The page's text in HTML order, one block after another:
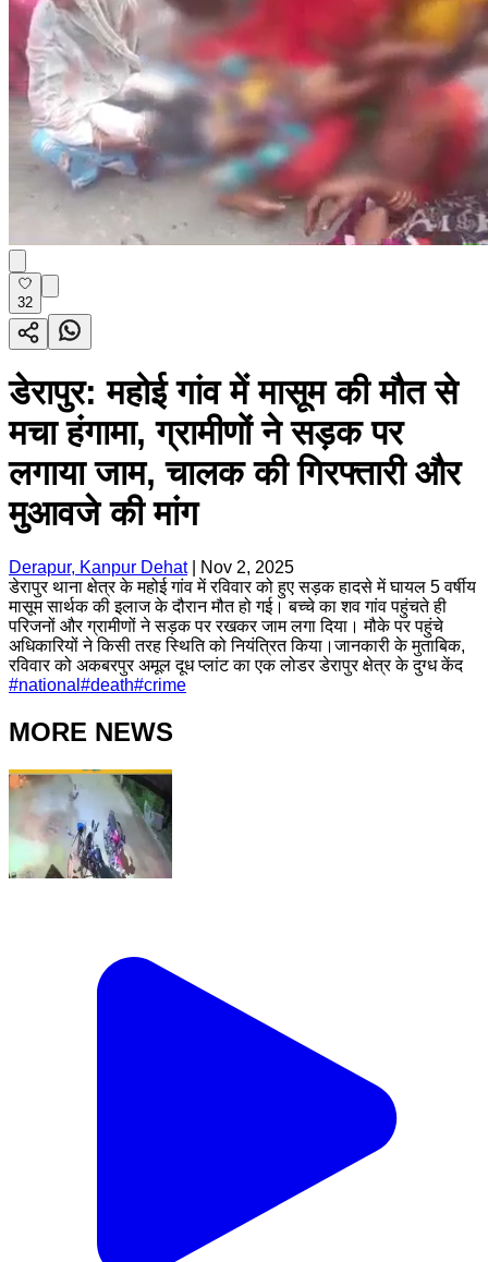
32
डेरापुर: महोई गांव में मासूम की मौत से
मचा हंगामा, ग्रामीणों ने सड़क पर
लगाया जाम, चालक की गिरफ्तारी और
मुआवजे की मांग
Derapur, Kanpur Dehat|
Nov 2, 2025
डेरापुर थाना क्षेत्र के महोई गांव में रविवार को हुए सड़क हादसे में घायल 5 वर्षीय
मासूम सार्थक की इलाज के दौरान मौत हो गई। बच्चे का शव गांव पहुंचते ही
परिजनों और ग्रामीणों ने सड़क पर रखकर जाम लगा दिया। मौके पर पहुंचे
अधिकारियों ने किसी तरह स्थिति को नियंत्रित किया।जानकारी के मुताबिक,
रविवार को अकबरपुर अमूल दूध प्लांट का एक लोडर डेरापुर क्षेत्र के दुग्ध केंद
#national #death#crime
MORE NEWS